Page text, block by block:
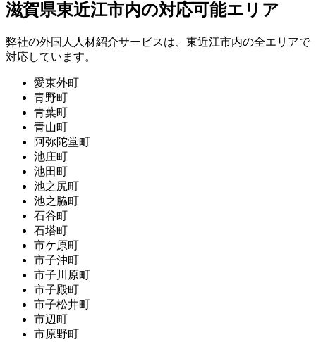
滋賀県東近江市内の対応可能エリア
弊社の外国人人材紹介サービスは、東近江市内の全エリアで
対応しています。
愛東外町
青野町
青葉町
青山町
阿弥陀堂町
池庄町
池田町
池之尻町
池之脇町
石谷町
石塔町
市ケ原町
市子沖町
市子川原町
市子殿町
市子松井町
市辺町
市原野町